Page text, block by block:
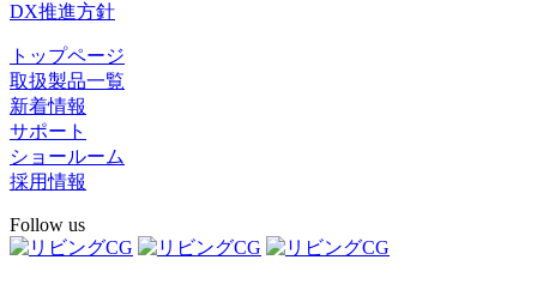
DX推進方針
トップページ
取扱製品一覧
新着情報
サポート
ショールーム
採用情報
Follow us